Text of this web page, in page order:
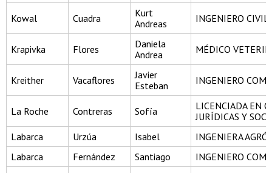
Kowal Cuadra
Kurt
Andreas
INGENIERO CIVIL
Krapivka Flores
Daniela
Andrea
MÉDICO
Kreither Vacaflores
Javier
Esteban
INGENIERO
La Roche Contreras Sofía
LICENCIADA EN
JURÍDICAS Y
Labarca
Urzúa Isabel
INGENIERA
Labarca
Fernández Santiago INGENIERO